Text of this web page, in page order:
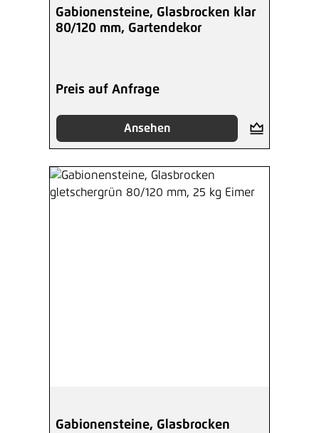
Durchschnittliche Bewertung von 5 von 5
Gabionensteine, Glasbrocken klar
80/120 mm, Gartendekor
Preis auf Anfrage
Ansehen
Gabionensteine, Glasbrocken